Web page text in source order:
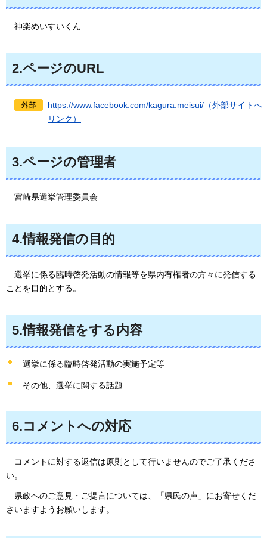
神楽めいすいくん
2.ページのURL
https://www.facebook.com/kagura.meisui/（外部サイトへ
リンク）
3.ページの管理者
宮崎県選挙管理委員会
4.情報発信の目的
選挙に係る臨時啓発活動の情報等を県内有権者の方々に発信する
ことを目的とする。
5.情報発信をする内容
選挙に係る臨時啓発活動の実施予定等
その他、選挙に関する話題
6.コメントへの対応
コメントに対する返信は原則として行いませんのでご了承くださ
い。
県政へのご意見・ご提言については、「県民の声」にお寄せくだ
さいますようお願いします。